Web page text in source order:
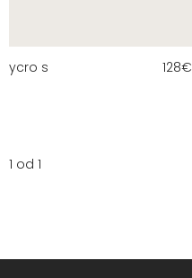
ycro s 128€
1 od 1